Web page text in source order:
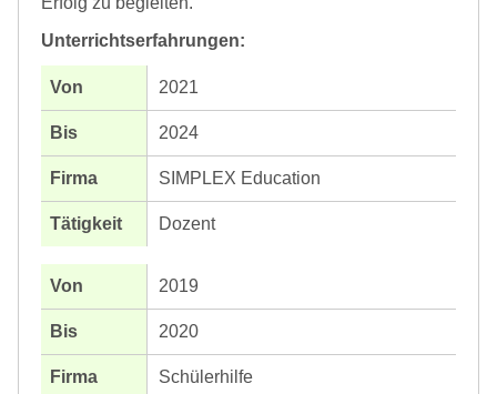
Unterrichtserfahrungen:
2021
2024
SIMPLEX Education
Dozent
2019
2020
Schülerhilfe